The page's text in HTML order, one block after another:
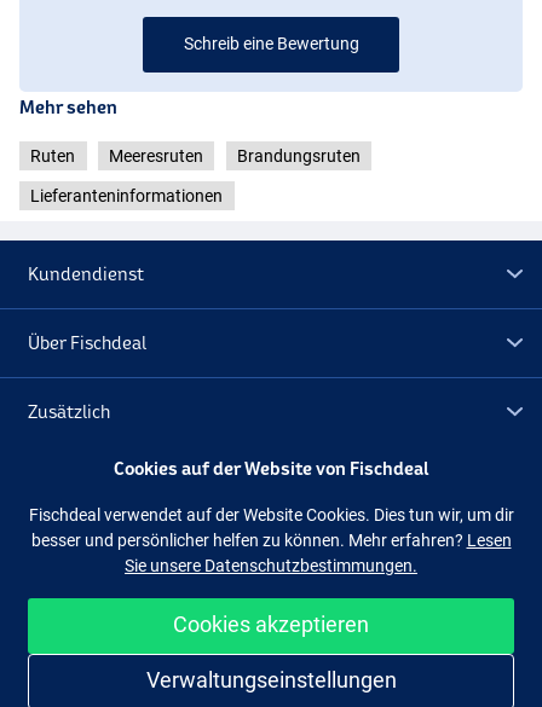
Schreib eine Bewertung
Mehr sehen
Ruten Meeresruten Brandungsruten
Lieferanteninformationen
Kundendienst
Über Fischdeal
Zusätzlich
Lagerräumung
Facebook
Einfach und sicher shoppen
Cookies auf der Website von Fischdeal
Fischdeal verwendet auf der Website Cookies. Dies tun wir, um dir
besser und persönlicher helfen zu können. Mehr erfahren? Lesen
Sie unsere Datenschutzbestimmungen.
Cookies akzeptieren
Verwaltungseinstellungen